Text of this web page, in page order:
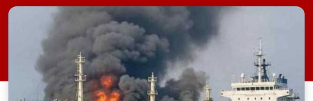
পর সাগরে পুরোপুরি ডুবে যায় ওই জাহাজটি।
‘এমএসভি হাজি আলি’ (Haji Ali) নামের
কার্গো শিপের উপর এই হামলার ঘটনায় তীব্র
উদ্বেগ প্রকাশ করেছে নয়াদিল্লি। প্রাথমিক […]